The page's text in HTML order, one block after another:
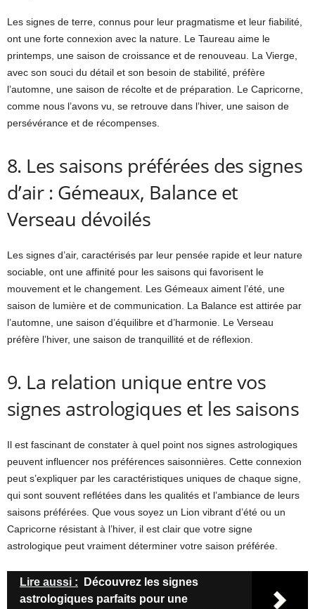
Les signes de terre, connus pour leur pragmatisme et leur fiabilité,
ont une forte connexion avec la nature. Le Taureau aime le
printemps, une saison de croissance et de renouveau. La Vierge,
avec son souci du détail et son besoin de stabilité, préfère
l’automne, une saison de récolte et de préparation. Le Capricorne,
comme nous l’avons vu, se retrouve dans l’hiver, une saison de
persévérance et de récompenses.
8. Les saisons préférées des signes
d’air : Gémeaux, Balance et
Verseau dévoilés
Les signes d’air, caractérisés par leur pensée rapide et leur nature
sociable, ont une affinité pour les saisons qui favorisent le
mouvement et le changement. Les Gémeaux aiment l’été, une
saison de lumière et de communication. La Balance est attirée par
l’automne, une saison d’équilibre et d’harmonie. Le Verseau
préfère l’hiver, une saison de tranquillité et de réflexion.
9. La relation unique entre vos
signes astrologiques et les saisons
Il est fascinant de constater à quel point nos signes astrologiques
peuvent influencer nos préférences saisonnières. Cette connexion
peut s’expliquer par les caractéristiques uniques de chaque signe,
qui sont souvent reflétées dans les qualités et l’ambiance de leurs
saisons préférées. Que vous soyez un Lion vibrant d’été ou un
Capricorne résistant à l’hiver, il est clair que votre signe
astrologique peut vraiment déterminer votre saison préférée.
Lire aussi :
Découvrez les signes
astrologiques parfaits pour une